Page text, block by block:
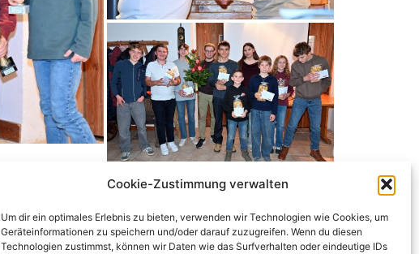
Cookie-Zustimmung verwalten
Um dir ein optimales Erlebnis zu bieten, verwenden wir Technologien wie Cookies, um
Geräteinformationen zu speichern und/oder darauf zuzugreifen. Wenn du diesen
Technologien zustimmst, können wir Daten wie das Surfverhalten oder eindeutige IDs